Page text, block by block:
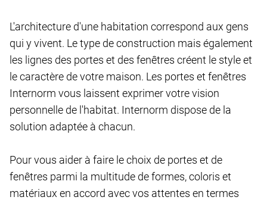
L'architecture d'une habitation correspond aux gens
qui y vivent. Le type de construction mais également
les lignes des portes et des fenêtres créent le style et
le caractère de votre maison. Les portes et fenêtres
Internorm vous laissent exprimer votre vision
personnelle de l'habitat. Internorm dispose de la
solution adaptée à chacun.
Pour vous aider à faire le choix de portes et de
fenêtres parmi la multitude de formes, coloris et
matériaux en accord avec vos attentes en termes